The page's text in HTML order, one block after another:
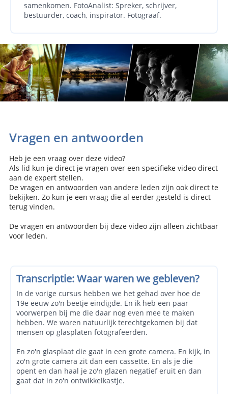
samenkomen. FotoAnalist: Spreker, schrijver,
bestuurder, coach, inspirator. Fotograaf.
Vragen en antwoorden
Heb je een vraag over deze video?
Als lid kun je direct je vragen over een specifieke video direct
aan de expert stellen.
De vragen en antwoorden van andere leden zijn ook direct te
bekijken. Zo kun je een vraag die al eerder gesteld is direct
terug vinden.
De vragen en antwoorden bij deze video zijn alleen zichtbaar
voor leden.
Transcriptie: Waar waren we gebleven?
In de vorige cursus hebben we het gehad over hoe de
19e eeuw zo'n beetje eindigde. En ik heb een paar
voorwerpen bij me die daar nog even mee te maken
hebben. We waren natuurlijk terechtgekomen bij dat
mensen op glasplaten fotografeerden.
En zo'n glasplaat die gaat in een grote camera. En kijk, in
zo'n grote camera zit dan een cassette. En als je die
opent en dan haal je zo'n glazen negatief eruit en dan
gaat dat in zo'n ontwikkelkastje.